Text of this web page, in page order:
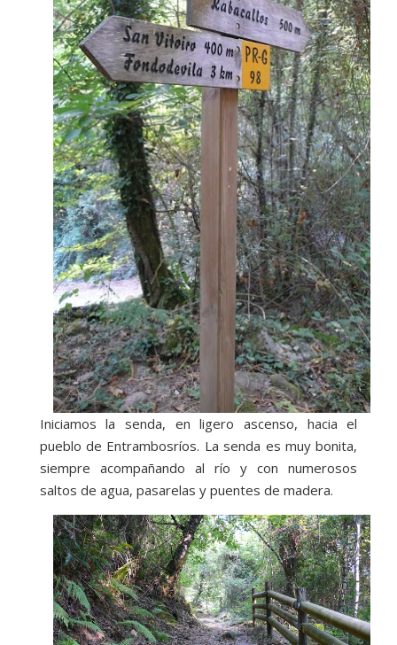
Iniciamos la senda, en ligero ascenso, hacia el
pueblo de Entrambosríos. La senda es muy bonita,
siempre acompañando al río y con numerosos
saltos de agua, pasarelas y puentes de madera.